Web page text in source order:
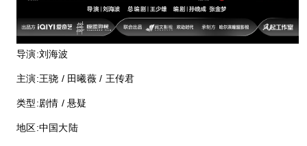
导演:刘海波
主演:王骁 / 田曦薇 / 王传君
类型:剧情 / 悬疑
地区:中国大陆